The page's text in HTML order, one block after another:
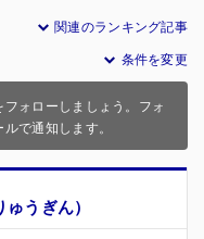
関連のランキング記事
条件を変更
ォローしましょう。フォ
で通知します。
うぎん）